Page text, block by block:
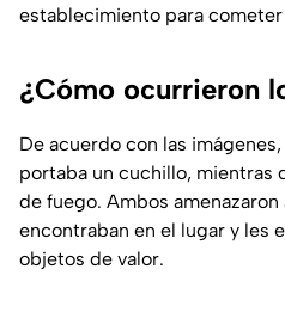
establecimiento para cometer
¿Cómo ocurrieron
De acuerdo con las
portaba un cuchillo, mientras
de fuego. Ambos
encontraban en el lugar y les
objetos de valor.